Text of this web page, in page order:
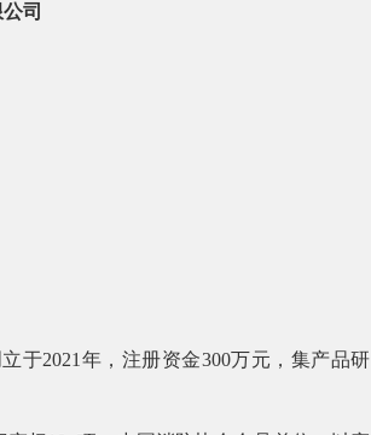
司
于2021年，注册资金300万元，集产品研